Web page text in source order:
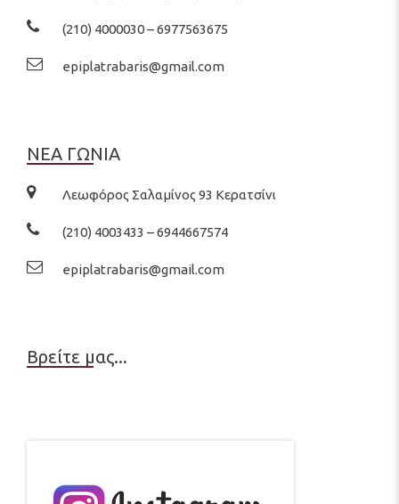
(210) 4000030 – 6977563675
epiplatrabaris@gmail.com
ΝΕΑ ΓΩΝΙΑ
Λεωφόρος Σαλαμίνος 93 Κερατσίνι
(210) 4003433 – 6944667574
epiplatrabaris@gmail.com
Βρείτε μας...